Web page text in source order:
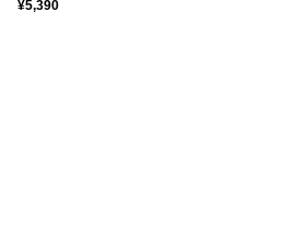
¥5,390